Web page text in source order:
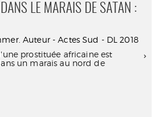
DANS LE MARAIS DE SATAN :
Auteur - Actes Sud - DL 2018
prostituée africaine est
un marais au nord de